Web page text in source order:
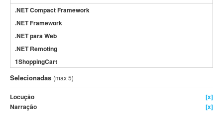
.NET Compact Framework
.NET Framework
.NET para Web
.NET Remoting
1ShoppingCart
3DS Max
3GSM
4D Dimension
802.11
Selecionadas (max 5)
Locução
[x]
Narração
[x]